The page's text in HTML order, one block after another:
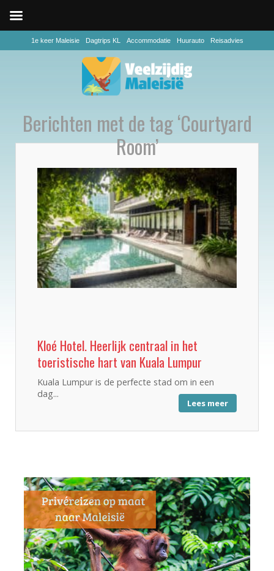
1e keer Maleisie Dagtrips KL Accommodatie Huurauto Reisadvies
Berichten met de tag ‘Courtyard
Room’
Kloé Hotel. Heerlijk centraal in het
toeristische hart van Kuala Lumpur
Kuala Lumpur is de perfecte stad om in een
dag...
Lees meer